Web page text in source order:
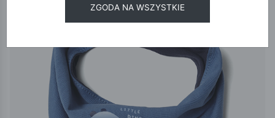
ZGODA NA WSZYSTKIE